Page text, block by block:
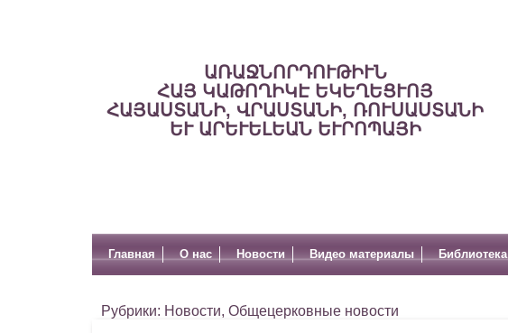
ԱՌԱՋՆՈՐԴՈՒԹԻՒՆ
ՀԱՅ ԿԱԹՈՂԻԿԷ ԵԿԵՂԵՑՒՈՅ
ՀԱՅԱՍՏԱՆԻ, ՎՐԱՍՏԱՆԻ, ՌՈՒՍԱՍՏԱՆԻ
ԵՒ ԱՐԵՒԵԼԵԱՆ ԵՒՐՈՊԱՅԻ
Главная О нас Новости Видео материалы Библиотека
Рубрики: Новости, Общецерковные новости